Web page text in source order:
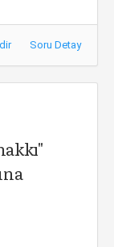
Soru Detay